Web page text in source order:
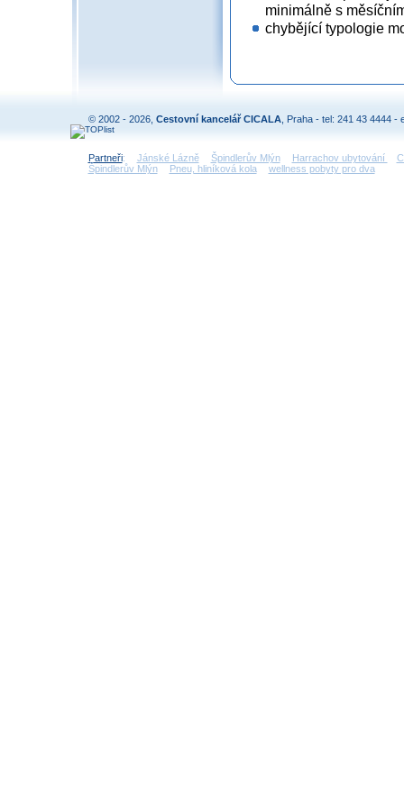
minimálně s
chybějící typologie
© 2002 - 2026, Cestovní kancelář CICALA, Praha - tel: 241 43 4444 -
Partneři: Jánské Lázně Špindlerův Mlýn Harrachov ubytování
Špindlerův Mlýn
Pneu, hliníková kola wellness pobyty pro dva